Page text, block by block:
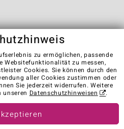
Cookies
Impressum
Vertrag widerrufen
in other countries:
zu ermöglichen, passende
Websitefunktionalität zu messen,
Cookies. Sie können durch den
aller Cookies zustimmen oder
Sie jederzeit widerrufen. Weitere
Datenschutzhinweisen .